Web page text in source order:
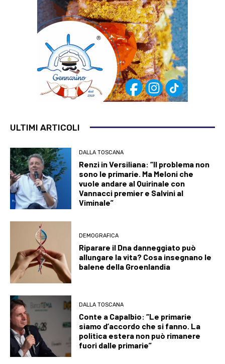
ULTIMI ARTICOLI
DALLA TOSCANA
Renzi in Versiliana: “Il problema non
sono le primarie. Ma Meloni che
vuole andare al Quirinale con
Vannacci premier e Salvini al
Viminale”
DEMOGRAFICA
Riparare il Dna danneggiato può
allungare la vita? Cosa insegnano le
balene della Groenlandia
DALLA TOSCANA
Conte a Capalbio: “Le primarie
siamo d’accordo che si fanno. La
politica estera non può rimanere
fuori dalle primarie”